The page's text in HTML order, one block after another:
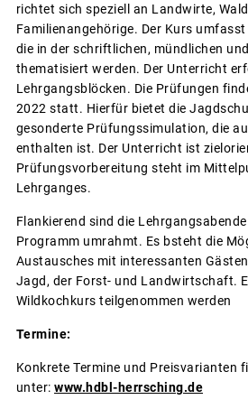
richtet sich speziell an Landwirte,
Familienangehörige. Der Kurs
die in der schriftlichen, mündlichen
thematisiert werden. Der Unterricht
Lehrgangsblöcken. Die Prüfungen
2022 statt. Hierfür bietet die
gesonderte Prüfungssimulation, die
enthalten ist. Der Unterricht ist
Prüfungsvorbereitung steht im
Lehrganges.
Flankierend sind die
Programm umrahmt. Es bsteht die
Austausches mit interessanten
Jagd, der Forst- und Landwirtschaft.
Wildkochkurs teilgenommen werden
Termine:
Konkrete Termine und Preisvarianten
unter: www.hdbl-herrsching.de